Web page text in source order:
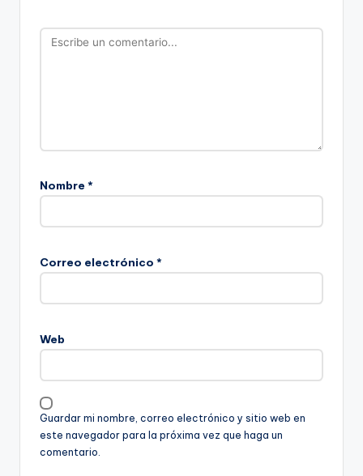
Nombre *
Correo electrónico *
Web
Guardar mi nombre, correo electrónico y sitio web en
este navegador para la próxima vez que haga un
comentario.